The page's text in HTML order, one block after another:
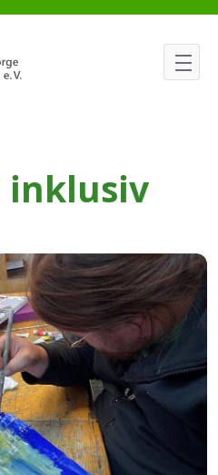
Euro für das
inklusiv